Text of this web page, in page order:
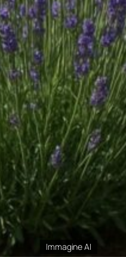
Immagine AI